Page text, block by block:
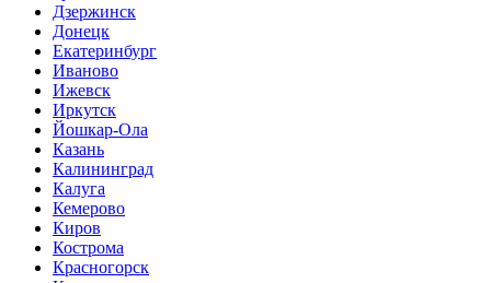
Дзержинск
Донецк
Екатеринбург
Иваново
Ижевск
Иркутск
Йошкар-Ола
Казань
Калининград
Калуга
Кемерово
Киров
Кострома
Красногорск